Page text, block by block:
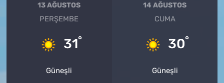
13 AĞUSTOS
PERŞEMBE
31°
Güneşli
14 AĞUSTOS
CUMA
30°
Güneşli